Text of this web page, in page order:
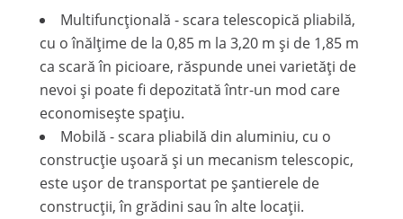
Multifuncțională - scara telescopică pliabilă,
cu o înălțime de la 0,85 m la 3,20 m și de 1,85 m
ca scară în picioare, răspunde unei varietăți de
nevoi și poate fi depozitată într-un mod care
economisește spațiu.
Mobilă - scara pliabilă din aluminiu, cu o
construcție ușoară și un mecanism telescopic,
este ușor de transportat pe șantierele de
construcții, în grădini sau în alte locații.